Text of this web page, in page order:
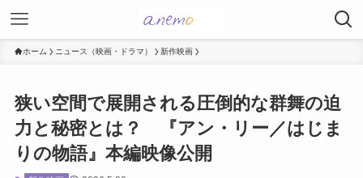
ホーム ニュース（映画・ドラマ） 新作映画
狭い空間で展開される圧倒的な群舞の迫
力と秘密とは？ 『アン・リー／はじま
りの物語』本編映像公開